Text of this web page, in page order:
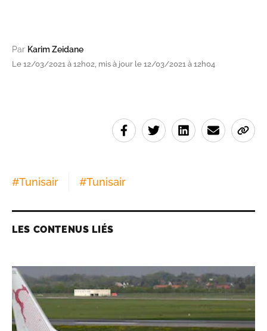
Par Karim Zeidane
Le 12/03/2021 à 12h02, mis à jour le 12/03/2021 à 12h04
#Tunisair #Tunisair
LES CONTENUS LIÉS